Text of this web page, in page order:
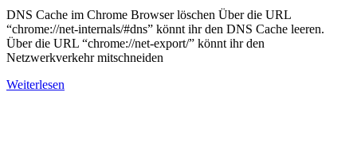
DNS Cache im Chrome Browser löschen Über die URL
“chrome://net-internals/#dns” könnt ihr den DNS Cache leeren.
Über die URL “chrome://net-export/” könnt ihr den
Netzwerkverkehr mitschneiden
Weiterlesen